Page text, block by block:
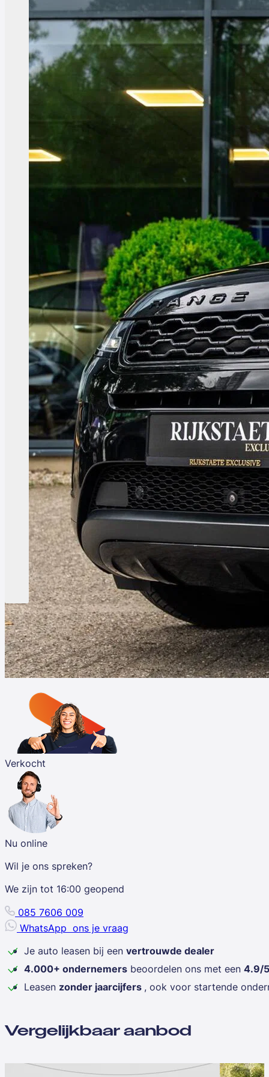
Verkocht
Nu online
Wil je ons spreken?
We zijn tot 16:00 geopend
085 7606 009
WhatsApp ons je vraag
Je auto leasen bij een vertrouwde dealer
4.000+ ondernemers beoordelen ons met een 4.9/5
Leasen zonder jaarcijfers , ook voor startende
Vergelijkbaar aanbod